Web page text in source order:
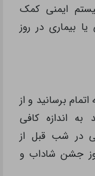
ایمنی کمک
بیماری در روز
برسانید و از
به اندازه کافی
در شب قبل از
جشن شاداب و